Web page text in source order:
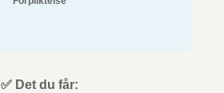
✅ Det du får: